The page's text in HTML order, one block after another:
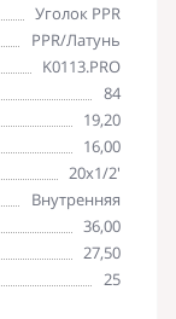
Уголок PPR
PPR/Латунь
K0113.PRO
84
19,20
16,00
20х1/2'
Внутренняя
36,00
27,50
25